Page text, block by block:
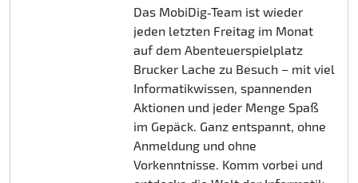
Das MobiDig‑Team ist wieder
jeden letzten Freitag im Monat
auf dem Abenteuerspielplatz
Brucker Lache zu Besuch – mit viel
Informatikwissen, spannenden
Aktionen und jeder Menge Spaß
im Gepäck. Ganz entspannt, ohne
Anmeldung und ohne
Vorkenntnisse. Komm vorbei und